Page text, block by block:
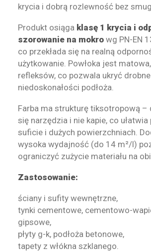
krycia i dobrą rozlewność bez
Produkt osiąga klasę 1 krycia i
szorowanie na mokro wg PN-EN
co przekłada się na realną
użytkowanie. Powłoka jest
refleksów, co pozwala ukryć drobne
niedoskonałości podłoża.
Farba ma strukturę tiksotropową –
się narzędzia i nie kapie, co ułatwia
suficie i dużych powierzchniach.
wysoka wydajność (do 14 m²/l)
ograniczyć zużycie materiału na
Zastosowanie:
ściany i sufity wewnętrzne,
tynki cementowe, cementowo-
gipsowe,
płyty g-k, podłoża betonowe,
tapety z włókna szklanego.